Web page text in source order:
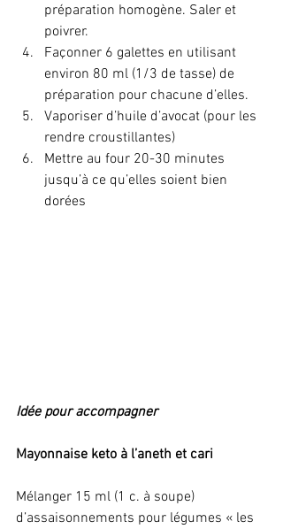
préparation homogène. Saler et
poivrer.
Façonner 6 galettes en utilisant
environ 80 ml (1/3 de tasse) de
préparation pour chacune d’elles.
Vaporiser d’huile d’avocat (pour les
rendre croustillantes)
Mettre au four 20-30 minutes
jusqu’à ce qu’elles soient bien
dorées
Idée pour accompagner
Mayonnaise keto à l’aneth et cari
Mélanger 15 ml (1 c. à soupe)
d’assaisonnements pour légumes « les